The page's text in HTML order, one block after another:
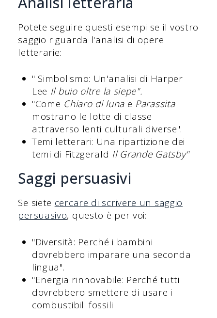
Potete seguire questi esempi se il vostro
saggio riguarda l'analisi di opere
letterarie:
" Simbolismo: Un'analisi di Harper
Lee Il buio oltre la siepe".
"Come Chiaro di lunae Parassita
mostrano le lotte di classe
attraverso lenti culturali diverse".
Temi letterari: Una ripartizione dei
temi di Fitzgerald Il Grande Gatsby"
Saggi persuasivi
Se siete cercare di scrivere un saggio
persuasivo, questo è per voi:
"Diversità: Perché i bambini
dovrebbero imparare una seconda
lingua".
"Energia rinnovabile: Perché tutti
dovrebbero smettere di usare i
combustibili fossili